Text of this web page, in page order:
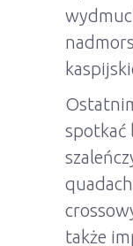
spotkać
także